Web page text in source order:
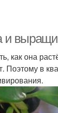
и
как она
в